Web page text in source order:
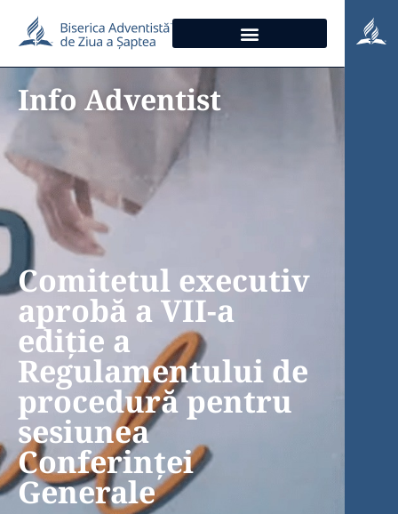
Info Adventist
Comitetul executiv
aprobă a VII-a
ediție a
Regulamentului de
procedură pentru
sesiunea
Conferinței
Generale